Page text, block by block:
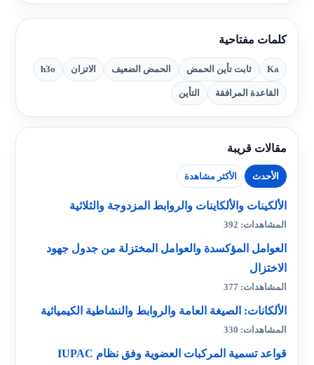
كلمات مفتاحية
Ka ثابت تأين الحمض الحمض الضعيف الاتزان h3o
القاعدة المرافقة التأين
مقالات قريبة
الأحدث الأكثر مشاهدة
الألكينات والألكاينات والروابط المزدوجة والثلاثية
المشاهدات: 392
العوامل المؤكسدة والعوامل المختزلة من جدول جهود
الاختزال
المشاهدات: 377
الألكانات: الصيغة العامة والروابط والنشاطية الكيميائية
المشاهدات: 330
قواعد تسمية المركبات العضوية وفق نظام IUPAC